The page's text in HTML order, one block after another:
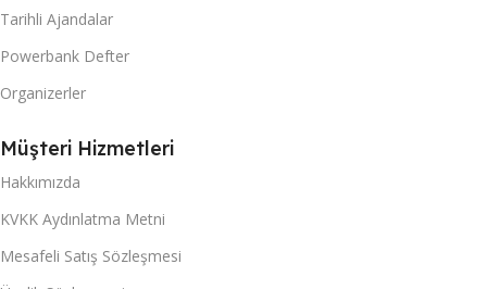
Tarihli Ajandalar
Powerbank Defter
Organizerler
Müşteri Hizmetleri
Hakkımızda
KVKK Aydınlatma Metni
Mesafeli Satış Sözleşmesi